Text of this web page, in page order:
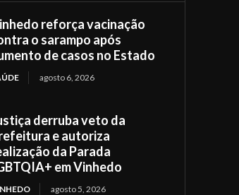
reforça vacinação
o sarampo após
de casos no Estado
agosto 6, 2026
derruba veto da
e autoriza
da Parada
em Vinhedo
agosto 5, 2026